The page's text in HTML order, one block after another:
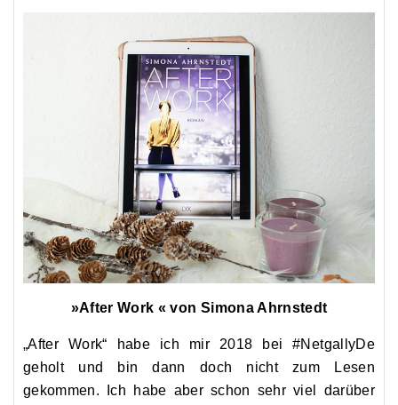
»After Work « von Simona Ahrnstedt
„After Work“ habe ich mir 2018 bei #NetgallyDe
geholt und bin dann doch nicht zum Lesen
gekommen. Ich habe aber schon sehr viel darüber